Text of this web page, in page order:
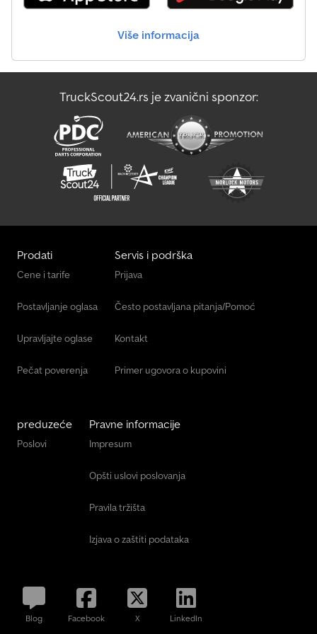
Više informacija
TruckScout24.rs je zvanični sponzor:
Prodati
Cene i tarife
Postavljanje oglasa
Upravljajte oglase
Pečat poverenja
Servis i podrška
Prijava
Često postavljana pitanja/Pomoć
Kontakt
Primer ugovora o kupovini
preduzeće
Poslovi
Pravne informacije
Impresum
Opšti uslovi poslovanja
Pravila tržišta
Izjava o zaštiti podataka
Blog Facebook X LinkedIn